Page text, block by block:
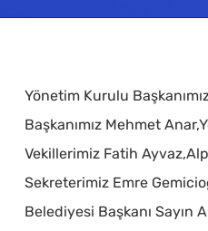
Yönetim Kurulu
Başkanımız Mehmet
Vekillerimiz Fatih
Sekreterimiz Emre
Belediyesi Başkanı Sayın